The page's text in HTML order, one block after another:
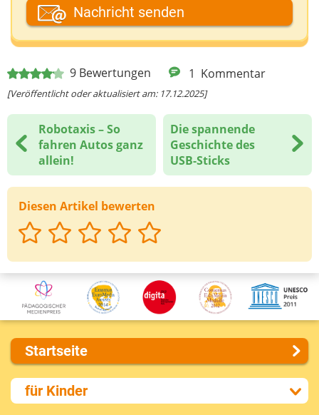
9 Bewertungen 1 Kommentar
[Veröffentlicht oder aktualisiert am: 17.12.2025]
Robotaxis – So
fahren Autos ganz
allein!
Die spannende
Geschichte des
USB-Sticks
Diesen Artikel bewerten
Dein Fantasiename
Deine E-Mail-Adresse (wenn du eine Antwort
möchtest)
Deine Nachricht
Nachricht senden
Startseite
Über uns
Presse
für Kinder